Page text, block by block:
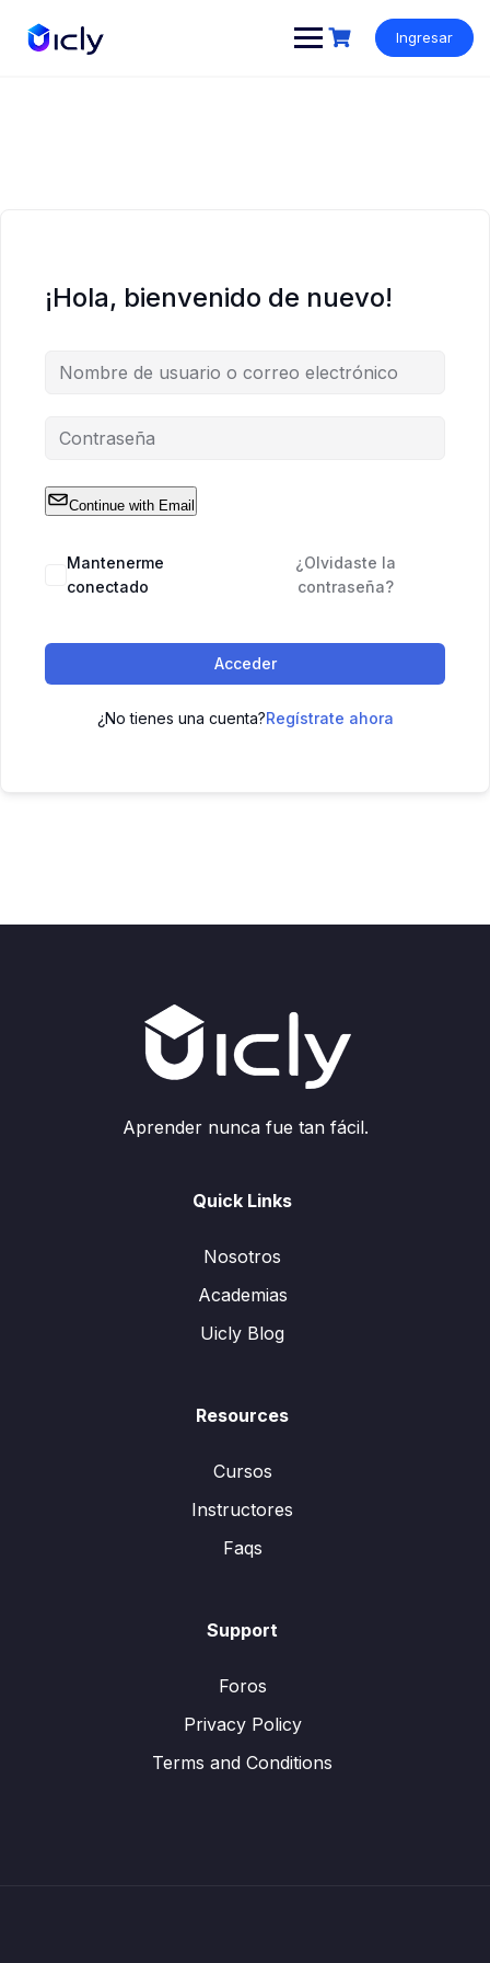
Ingresar
¡Hola, bienvenido de nuevo!
Continue with Email
Mantenerme
conectado
¿Olvidaste la
contraseña?
Acceder
¿No tienes una cuenta?Regístrate ahora
Aprender nunca fue tan fácil.
Quick Links
Nosotros
Academias
Uicly Blog
Resources
Cursos
Instructores
Faqs
Support
Foros
Privacy Policy
Terms and Conditions